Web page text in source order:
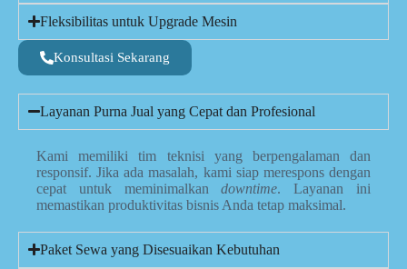
Fleksibilitas untuk Upgrade Mesin
Konsultasi Sekarang
Layanan Purna Jual yang Cepat dan Profesional
Kami memiliki tim teknisi yang berpengalaman dan
responsif. Jika ada masalah, kami siap merespons dengan
cepat untuk meminimalkandowntime. Layanan ini
memastikan produktivitas bisnis Anda tetap maksimal.
Paket Sewa yang Disesuaikan Kebutuhan